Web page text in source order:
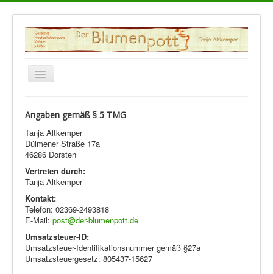
Toggle
Angaben gemäß § 5 TMG
Tanja Altkemper
Dülmener Straße 17a
46286 Dorsten
Vertreten durch:
Tanja Altkemper
Kontakt:
Telefon: 02369-2493818
E-Mail: post@der-blumenpott.de
Umsatzsteuer-ID:
Umsatzsteuer-Identifikationsnummer gemäß §27a
Umsatzsteuergesetz: 805437-15627